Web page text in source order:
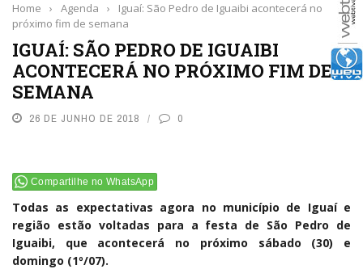
Home › Agenda ›
Iguaí: São Pedro de Iguaibi acontecerá no
próximo fim de semana
IGUAÍ: SÃO PEDRO DE IGUAIBI
ACONTECERÁ NO PRÓXIMO FIM DE
SEMANA
26 DE JUNHO DE 2018 0
Compartilhe no WhatsApp
Todas as expectativas agora no município de Iguaí e
região estão voltadas para a festa de São Pedro de
Iguaibi, que acontecerá no próximo sábado (30) e
domingo (1º/07).